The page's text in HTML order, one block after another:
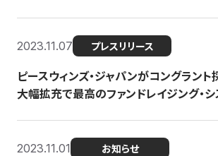
2023.11.07 プレスリリース
ピースウィンズ・ジャパンがコングラン
大幅拡充で最高のファンドレイジング・
2023.11.01 お知らせ